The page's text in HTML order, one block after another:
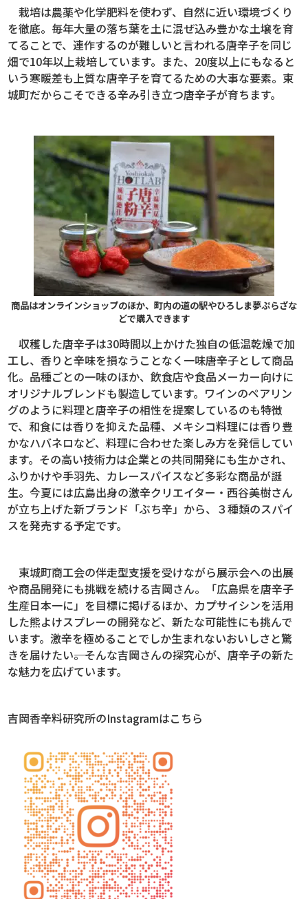
栽培は農薬や化学肥料を使わず、自然に近い環境づくり
を徹底。毎年大量の落ち葉を土に混ぜ込み豊かな土壌を育
てることで、連作するのが難しいと言われる唐辛子を同じ
畑で10年以上栽培しています。また、20度以上にもなると
いう寒暖差も上質な唐辛子を育てるための大事な要素。東
城町だからこそできる辛み引き立つ唐辛子が育ちます。
商品はオンラインショップのほか、町内の道の駅やひろしま夢ぷらざな
どで購入できます
収穫した唐辛子は30時間以上かけた独自の低温乾燥で加
工し、香りと辛味を損なうことなく一味唐辛子として商品
化。品種ごとの一味のほか、飲食店や食品メーカー向けに
オリジナルブレンドも製造しています。ワインのペアリン
グのように料理と唐辛子の相性を提案しているのも特徴
で、和食には香りを抑えた品種、メキシコ料理には香り豊
かなハバネロなど、料理に合わせた楽しみ方を発信してい
ます。その高い技術力は企業との共同開発にも生かされ、
ふりかけや手羽先、カレースパイスなど多彩な商品が誕
生。今夏には広島出身の激辛クリエイター・西谷美樹さん
が立ち上げた新ブランド「ぶち辛」から、３種類のスパイ
スを発売する予定です。
東城町商工会の伴走型支援を受けながら展示会への出展
や商品開発にも挑戦を続ける吉岡さん。「広島県を唐辛子
生産日本一に」を目標に掲げるほか、カプサイシンを活用
した熊よけスプレーの開発など、新たな可能性にも挑んで
います。激辛を極めることでしか生まれないおいしさと驚
きを届けたい――。そんな吉岡さんの探究心が、唐辛子の新た
な魅力を広げています。
吉岡香辛料研究所のInstagramはこちら